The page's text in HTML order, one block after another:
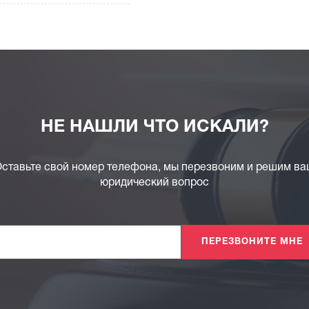
НЕ НАШЛИ ЧТО ИСКАЛИ?
свой номер телефона, мы перезвоним и решим
юридический вопрос
ПЕРЕЗВОНИТЕ МНЕ